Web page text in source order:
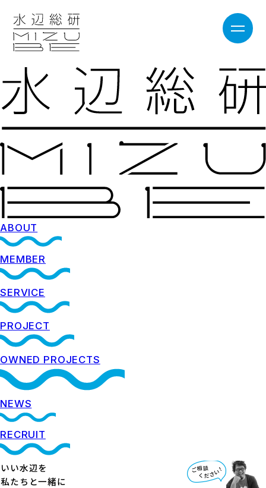
ABOUT
MEMBER
SERVICE
PROJECT
OWNED PROJECTS
NEWS
RECRUIT
いい水辺を
私たちと一緒に